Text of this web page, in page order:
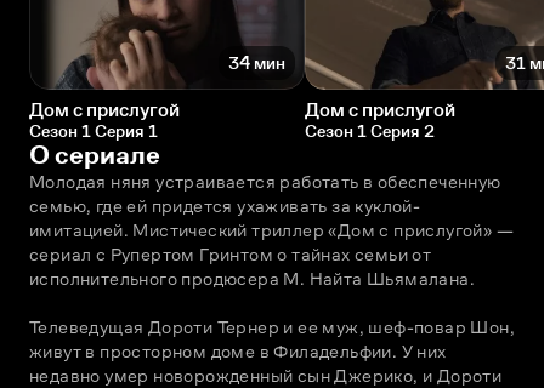
34 мин
Дом с прислугой
Сезон 1 Серия 1
31
Дом с прислугой
Сезон 1 Серия 2
О сериале
Молодая няня устраивается работать в обеспеченную
семью, где ей придется ухаживать за куклой-
имитацией. Мистический триллер «Дом с прислугой» —
сериал с Рупертом Гринтом о тайнах семьи от
исполнительного продюсера М. Найта Шьямалана.
Телеведущая Дороти Тернер и ее муж, шеф-повар Шон,
живут в просторном доме в Филадельфии. У них
недавно умер новорожденный сын Джерико, и Дороти